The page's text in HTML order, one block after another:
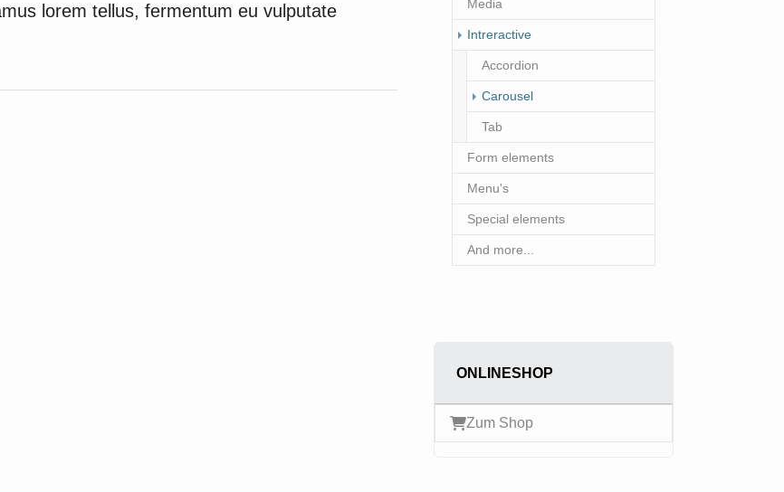
lorem tellus, fermentum eu vulputate
Media
Intreractive
Accordion
Carousel(current)
Tab
Form elements
Menu's
Special elements
And more...
ONLINESHOP
Zum Shop